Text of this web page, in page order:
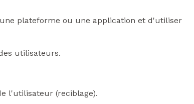
plateforme ou une application et d'utiliser
utilisateurs.
l'utilisateur (reciblage).